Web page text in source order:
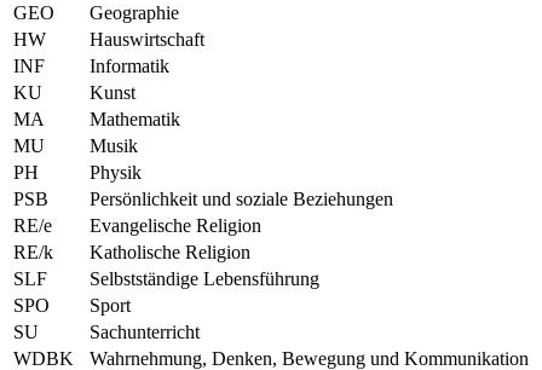
GEO
Geographie
HW
Hauswirtschaft
INF
Informatik
KU
Kunst
MA
Mathematik
MU
Musik
PH
Physik
PSB
Persönlichkeit und soziale Beziehungen
RE/e
Evangelische Religion
RE/k
Katholische Religion
SLF
Selbstständige Lebensführung
SPO
Sport
SU
Sachunterricht
WDBK
Wahrnehmung, Denken, Bewegung und Kommunikation